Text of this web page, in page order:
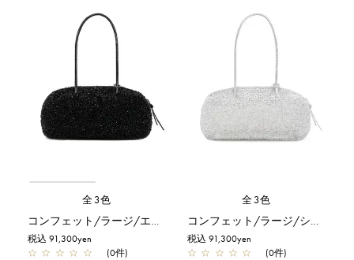
全3色
コンフェット/ラージ/エナメルブラック
税込 91,300yen
☆ ☆ ☆ ☆ ☆ (0件)
全3色
コンフェット/ラージ/シルバー
税込 91,300yen
☆ ☆ ☆ ☆ ☆ (0件)